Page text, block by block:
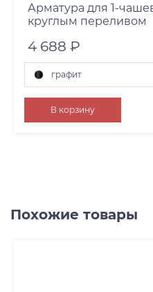
Арматура для 1-
круглым переливом
4 688 ₽
графит
нержавеющая сталь
графит
В корзину
Похожие товары